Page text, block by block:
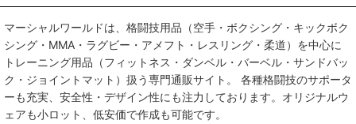
マーシャルワールドは、格闘技用品（空手・ボクシング・キックボク
シング・MMA・ラグビー・アメフト・レスリング・柔道）を中心に
トレーニング用品（フィットネス・ダンベル・バーベル・サンドバッ
ク・ジョイントマット）扱う専門通販サイト。 各種格闘技のサポータ
ーも充実、安全性・デザイン性にも注力しております。オリジナルウ
ェアも小ロット、低安価で作成も可能です。